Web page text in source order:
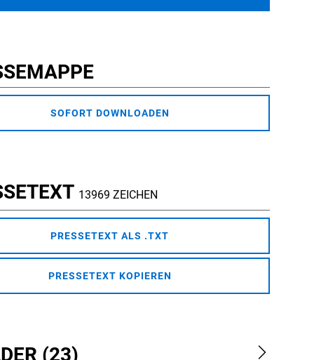
SOFORT DOWNLOADEN
13969 ZEICHEN
PRESSETEXT ALS .TXT
PRESSETEXT KOPIEREN
(23)